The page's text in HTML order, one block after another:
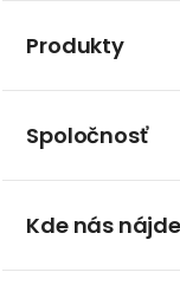
Produkty
Spoločnosť
Kde nás